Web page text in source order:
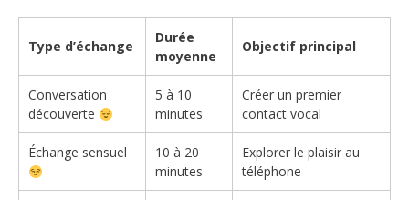
Type d’échange
Durée
moyenne
Objectif principal
Conversation
découverte
5 à 10
minutes
Créer un premier
contact vocal
Échange sensuel
10 à 20
minutes
Explorer le plaisir au
téléphone